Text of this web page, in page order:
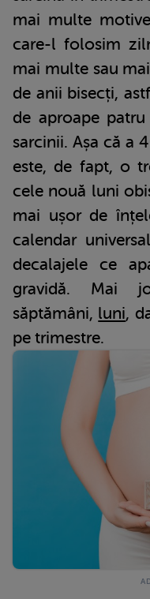
mai multe
care-l folosim
mai multe sau
de anii bisecți,
de aproape
sarcinii. Așa că a
este, de fapt, o
cele nouă luni
mai ușor de
calendar
decalajele ce
gravidă. Mai
săptămâni, luni,
pe trimestre.